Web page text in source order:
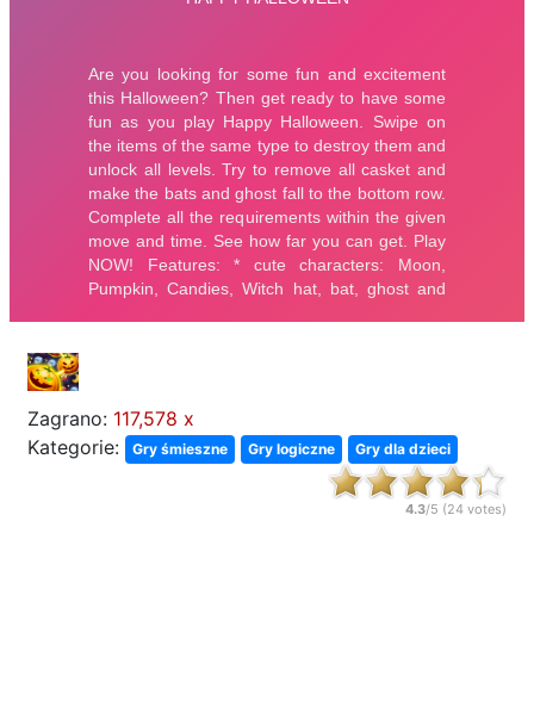
Zagrano: 117,578 x
Kategorie:
Gry śmieszne Gry logiczne Gry dla dzieci
4.3/5 (24 votes)